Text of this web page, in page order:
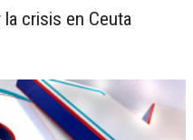
la crisis en Ceuta